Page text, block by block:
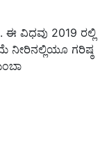
ನೀರಿನಲ್ಲಿಯೂ ಗರಿಷ್ಠ